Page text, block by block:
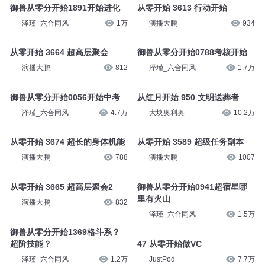
御兽从零分开始1891开始进化
泽瑾_六合同风 1万
从零开始 3664 超高层聚会
演播大鹏 812
御兽从零分开始0056开始中考
泽瑾_六合同风 4.7万
从零开始 3674 超长的身体机能
演播大鹏 788
从零开始 3665 超高层聚会2
演播大鹏 832
御兽从零分开始1369格斗系？
超阶技能？
泽瑾_六合同风 1.2万
从零开始 3613 行动开始
演播大鹏 934
御兽从零分开始0788考核开始
泽瑾_六合同风 1.7万
从红月开始 950 文明送葬者
大块奥利奥 10.2万
从零开始 3589 超级任务副本
演播大鹏 1007
御兽从零分开始0941超宿星哪
里有火山
泽瑾_六合同风 1.5万
47 从零开始做VC
JustPod 7.7万